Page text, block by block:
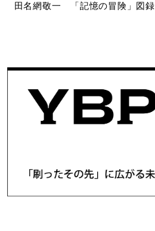
田名網敬一 「記憶の冒険」図録